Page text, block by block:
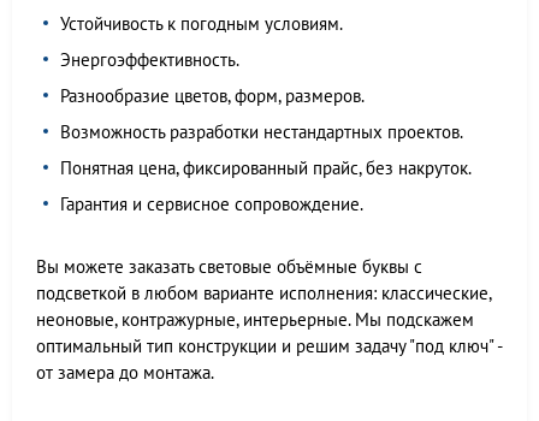
Устойчивость к погодным условиям.
Энергоэффективность.
Разнообразие цветов, форм, размеров.
Возможность разработки нестандартных проектов.
Понятная цена, фиксированный прайс, без накруток.
Гарантия и сервисное сопровождение.
Вы можете заказать световые объёмные буквы с
подсветкой в любом варианте исполнения: классические,
неоновые, контражурные, интерьерные. Мы подскажем
оптимальный тип конструкции и решим задачу "под ключ" -
от замера до монтажа.